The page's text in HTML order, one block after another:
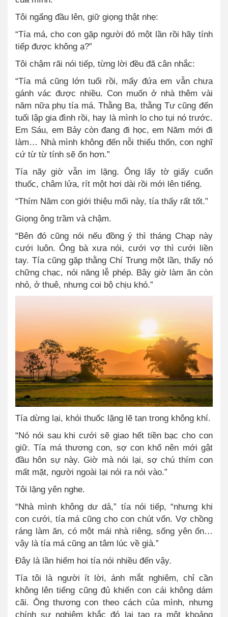
Tôi ngẩng đầu lên, giữ giọng thật nhẹ:
“Tía má, cho con gặp người đó một lần rồi hãy tính
tiếp được không ạ?”
Tôi chậm rãi nói tiếp, từng lời đều đã cân nhắc:
“Tía má cũng lớn tuổi rồi, mấy đứa em vẫn chưa
gánh vác được nhiều. Con muốn ở nhà thêm vài
năm nữa phụ tía má. Thằng Ba, thằng Tư cũng đến
tuổi lập gia đình rồi, hay là mình lo cho tụi nó trước.
Em Sáu, em Bảy còn đang đi học, em Năm mới đi
làm… Nhà mình không đến nỗi thiếu thốn, con nghĩ
cứ từ từ tính sẽ ổn hơn.”
Tía nãy giờ vẫn im lặng. Ông lấy tờ giấy cuốn
thuốc, châm lửa, rít một hơi dài rồi mới lên tiếng.
“Thím Năm con giới thiệu mối này, tía thấy rất tốt.”
Giọng ông trầm và chậm.
“Bên đó cũng nói nếu đồng ý thì tháng Chạp này
cưới luôn. Ông bà xưa nói, cưới vợ thì cưới liền
tay. Tía cũng gặp thằng Chí Trung một lần, thấy nó
chững chạc, nói năng lễ phép. Bây giờ làm ăn còn
nhỏ, ở thuê, nhưng coi bộ chịu khó.”
Tía dừng lại, khói thuốc lặng lẽ tan trong không khí.
“Nó nói sau khi cưới sẽ giao hết tiền bạc cho con
giữ. Tía má thương con, sợ con khổ nên mới gật
đầu hôn sự này. Giờ mà nói lại, sợ chú thím con
mất mặt, người ngoài lại nói ra nói vào.”
Tôi lặng yên nghe.
“Nhà mình không dư dả,” tía nói tiếp, “nhưng khi
con cưới, tía má cũng cho con chút vốn. Vợ chồng
ráng làm ăn, có một mái nhà riêng, sống yên ổn…
vậy là tía má cũng an tâm lúc về già.”
Đây là lần hiếm hoi tía nói nhiều đến vậy.
Tía tôi là người ít lời, ánh mắt nghiêm, chỉ cần
không lên tiếng cũng đủ khiến con cái không dám
cãi. Ông thương con theo cách của mình, nhưng
chính sự nghiêm khắc đó lại tạo ra một khoảng